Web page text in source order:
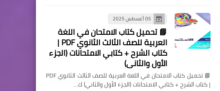
05 أغسطس 2025
📘 تحميل كتاب الامتحان في اللغة
العربية للصف الثالث الثانوي PDF |
كتاب الشرح + كتابي الامتحانات (الجزء
الأول والثاني)
📘 تحميل كتاب الامتحان في اللغة العربية للصف الثالث الثانوي PDF
| كتاب الشرح + كتابي الامتحانات (الجزء الأول والثاني) ك…